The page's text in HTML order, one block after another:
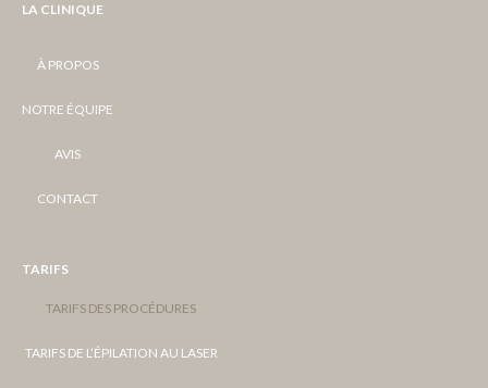
LA CLINIQUE
À PROPOS
NOTRE ÉQUIPE
AVIS
CONTACT
TARIFS
TARIFS DES PROCÉDURES
TARIFS DE L’ÉPILATION AU LASER